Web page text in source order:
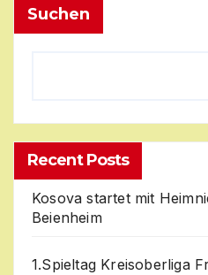
Suchen
Recent Posts
Kosova startet mit
Beienheim
1.Spieltag Kreisoberliga